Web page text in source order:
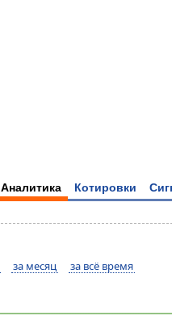
Аналитика Котировки
за месяц за всё время